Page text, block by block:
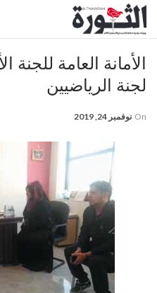
الأمانة العامة للجنة
لجنة الرياضيين
On نوفمبر 24, 2019